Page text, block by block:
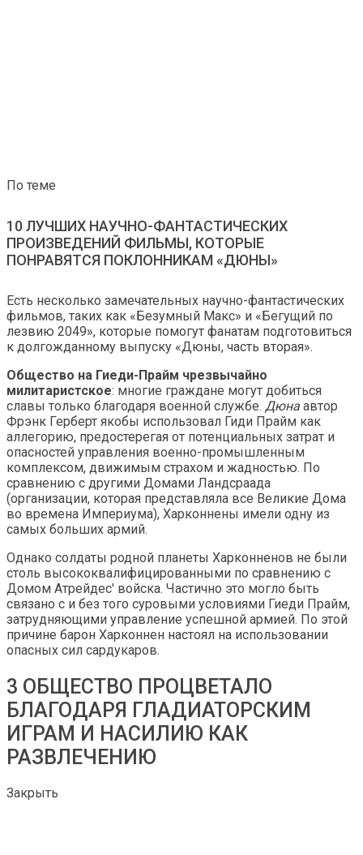
По теме
10 ЛУЧШИХ НАУЧНО-ФАНТАСТИЧЕСКИХ
ПРОИЗВЕДЕНИЙ ФИЛЬМЫ, КОТОРЫЕ
ПОНРАВЯТСЯ ПОКЛОННИКАМ «ДЮНЫ»
Есть несколько замечательных научно-фантастических
фильмов, таких как «Безумный Макс» и «Бегущий по
лезвию 2049», которые помогут фанатам подготовиться
к долгожданному выпуску «Дюны, часть вторая».
Общество на Гиеди-Прайм чрезвычайно
милитаристское: многие граждане могут добиться
славы только благодаря военной службе. Дюна автор
Фрэнк Герберт якобы использовал Гиди Прайм как
аллегорию, предостерегая от потенциальных затрат и
опасностей управления военно-промышленным
комплексом, движимым страхом и жадностью. По
сравнению с другими Домами Ландсраада
(организации, которая представляла все Великие Дома
во времена Империума), Харконнены имели одну из
самых больших армий.
Однако солдаты родной планеты Харконненов не были
столь высококвалифицированными по сравнению с
Домом Атрейдес' войска. Частично это могло быть
связано с и без того суровыми условиями Гиеди Прайм,
затрудняющими управление успешной армией. По этой
причине барон Харконнен настоял на использовании
опасных сил сардукаров.
3 ОБЩЕСТВО ПРОЦВЕТАЛО
БЛАГОДАРЯ ГЛАДИАТОРСКИМ
ИГРАМ И НАСИЛИЮ КАК
РАЗВЛЕЧЕНИЮ
Закрыть